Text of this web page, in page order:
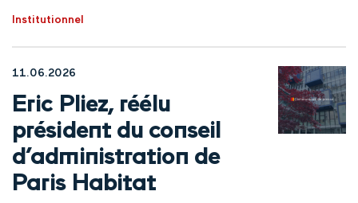
Institutionnel
11.06.2026
Eric Pliez, réélu
président du conseil
d’administration de
Paris Habitat